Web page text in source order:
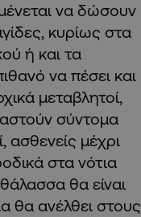
να δώσουν
κυρίως στα
ή και τα
να πέσει και
μεταβλητοί,
σύντομα
ασθενείς μέχρι
στα νότια
θα είναι
θα ανέλθει στους